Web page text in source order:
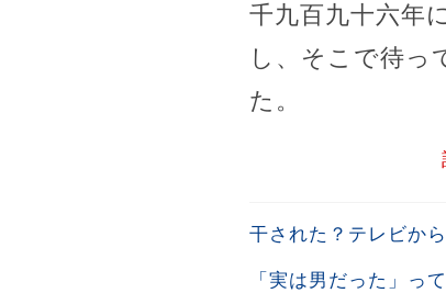
千九百九十六年
し、そこで待っ
た。
干された？テレビか
「実は男だった」っ